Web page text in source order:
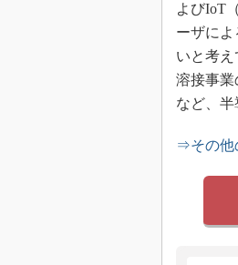
よびIoT
ーザに
いと考
溶接事業
など、半
⇒その他